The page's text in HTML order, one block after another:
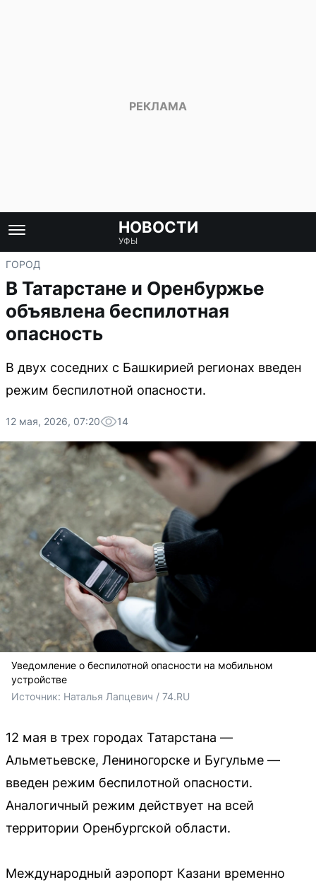
НОВОСТИ
УФЫ
ГОРОД
В Татарстане и Оренбуржье
объявлена беспилотная
опасность
В двух соседних с Башкирией регионах введен
режим беспилотной опасности.
12 мая, 2026, 07:20 14
Уведомление о беспилотной опасности на мобильном
устройстве
Источник: Наталья Лапцевич / 74.RU
12 мая в трех городах Татарстана —
Альметьевске, Лениногорске и Бугульме —
введен режим беспилотной опасности.
Аналогичный режим действует на всей
территории Оренбургской области.
Международный аэропорт Казани временно